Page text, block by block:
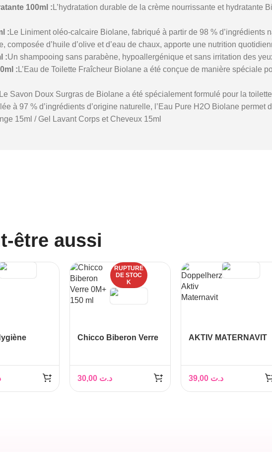
100ml : L’hydratation durable de la crème nourrissante et hydratante
: Le Liniment oléo-calcaire Biolane, fabriqué à partir de 98 % d’ingrédients
composée d’huile d’olive et d’eau de chaux, apporte une nutrition
:Un shampooing sans parabène, hypoallergénique et sans irritation des
: L’Eau de Toilette Fraîcheur Biolane a été conçue de manière spéciale
Le Savon Doux Surgras de Biolane a été spécialement formulé pour la
à 97 % d’ingrédients d’origine naturelle, l’Eau Pure H2O Biolane
15ml / Gel Lavant Corps et Cheveux 15ml
être aussi
RUPTURE
DE STOC
K
Chicco Biberon Verre
د.ت
AKTIV MATERNAVIT
د.ت